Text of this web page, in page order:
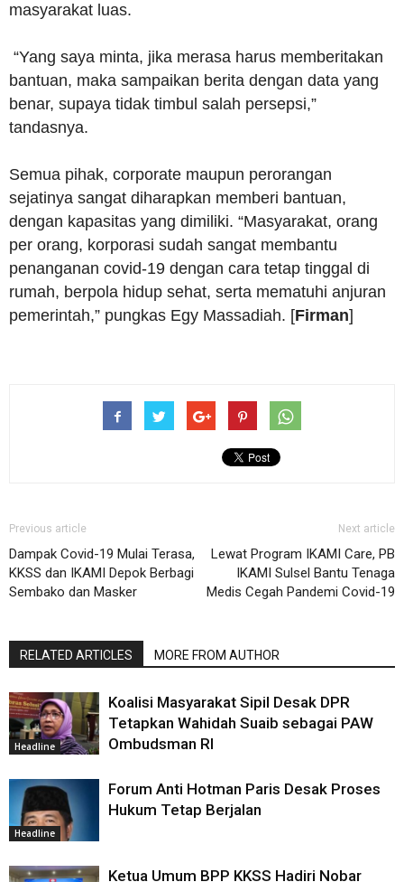
masyarakat luas.
“Yang saya minta, jika merasa harus memberitakan
bantuan, maka sampaikan berita dengan data yang
benar, supaya tidak timbul salah persepsi,”
tandasnya.
Semua pihak, corporate maupun perorangan
sejatinya sangat diharapkan memberi bantuan,
dengan kapasitas yang dimiliki. “Masyarakat, orang
per orang, korporasi sudah sangat membantu
penanganan covid-19 dengan cara tetap tinggal di
rumah, berpola hidup sehat, serta mematuhi anjuran
pemerintah,” pungkas Egy Massadiah. [Firman]
Previous article
Dampak Covid-19 Mulai Terasa,
KKSS dan IKAMI Depok Berbagi
Sembako dan Masker
Next article
Lewat Program IKAMI Care, PB
IKAMI Sulsel Bantu Tenaga
Medis Cegah Pandemi Covid-19
RELATED ARTICLES MORE FROM AUTHOR
Headline
Koalisi Masyarakat Sipil Desak DPR
Tetapkan Wahidah Suaib sebagai PAW
Ombudsman RI
Headline
Forum Anti Hotman Paris Desak Proses
Hukum Tetap Berjalan
Ketua Umum BPP KKSS Hadiri Nobar